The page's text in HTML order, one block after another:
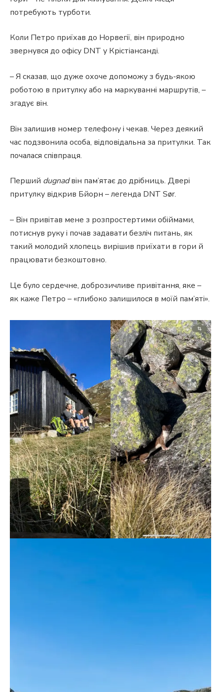
потребують турботи.
Коли Петро приїхав до Норвегії, він природно
звернувся до офісу DNT у Крістіансанді.
– Я сказав, що дуже охоче допоможу з будь-якою
роботою в притулку або на маркуванні маршрутів, –
згадує він.
Він залишив номер телефону і чекав. Через деякий
час подзвонила особа, відповідальна за притулки. Так
почалася співпраця.
Перший dugnadвін пам’ятає до дрібниць. Двері
притулку відкрив Бйорн – легенда DNT Sør.
– Він привітав мене з розпростертими обіймами,
потиснув руку і почав задавати безліч питань, як
такий молодий хлопець вирішив приїхати в гори й
працювати безкоштовно.
Це було сердечне, доброзичливе привітання, яке –
як каже Петро – «глибоко залишилося в моїй пам’яті».